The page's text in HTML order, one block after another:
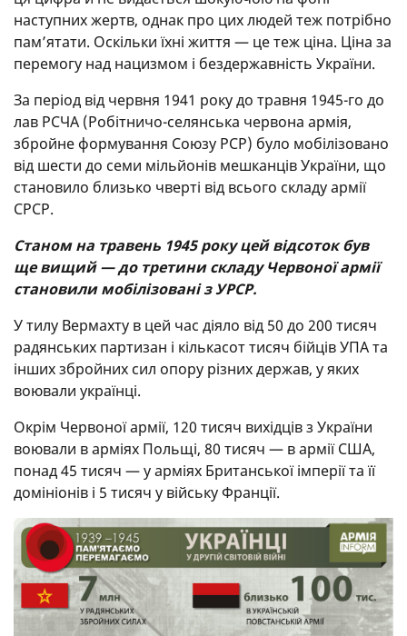
наступних жертв, однак про цих людей теж потрібно
пам’ятати. Оскільки їхні життя — це теж ціна. Ціна за
перемогу над нацизмом і бездержавність України.
За період від червня 1941 року до травня 1945-го до
лав РСЧА (Робітничо-селянська червона армія,
збройне формування Союзу РСР) було мобілізовано
від шести до семи мільйонів мешканців України, що
становило близько чверті від всього складу армії
СРСР.
Станом на травень 1945 року цей відсоток був
ще вищий — до третини складу Червоної армії
становили мобілізовані з УРСР.
У тилу Вермахту в цей час діяло від 50 до 200 тисяч
радянських партизан і кількасот тисяч бійців УПА та
інших збройних сил опору різних держав, у яких
воювали українці.
Окрім Червоної армії, 120 тисяч вихідців з України
воювали в арміях Польщі, 80 тисяч — в армії США,
понад 45 тисяч — у арміях Британської імперії та її
домініонів і 5 тисяч у війську Франції.